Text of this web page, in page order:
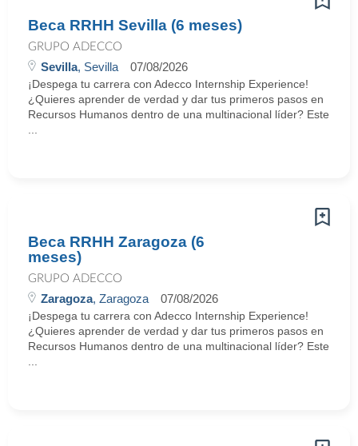
Beca RRHH Sevilla (6 meses)
GRUPO ADECCO
Sevilla, Sevilla 07/08/2026
¡Despega tu carrera con Adecco Internship Experience!
¿Quieres aprender de verdad y dar tus primeros pasos en
Recursos Humanos dentro de una multinacional líder? Este
Beca RRHH Zaragoza (6
meses)
GRUPO ADECCO
Zaragoza, Zaragoza 07/08/2026
¡Despega tu carrera con Adecco Internship Experience!
¿Quieres aprender de verdad y dar tus primeros pasos en
Recursos Humanos dentro de una multinacional líder? Este